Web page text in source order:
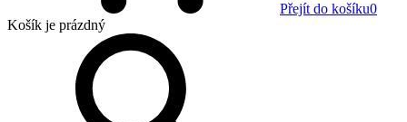
Přejít do košíku0
Košík je prázdný